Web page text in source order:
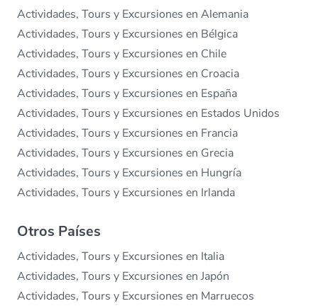
Actividades, Tours y Excursiones en Alemania
Actividades, Tours y Excursiones en Bélgica
Actividades, Tours y Excursiones en Chile
Actividades, Tours y Excursiones en Croacia
Actividades, Tours y Excursiones en España
Actividades, Tours y Excursiones en Estados Unidos
Actividades, Tours y Excursiones en Francia
Actividades, Tours y Excursiones en Grecia
Actividades, Tours y Excursiones en Hungría
Actividades, Tours y Excursiones en Irlanda
Otros Países
Actividades, Tours y Excursiones en Italia
Actividades, Tours y Excursiones en Japón
Actividades, Tours y Excursiones en Marruecos